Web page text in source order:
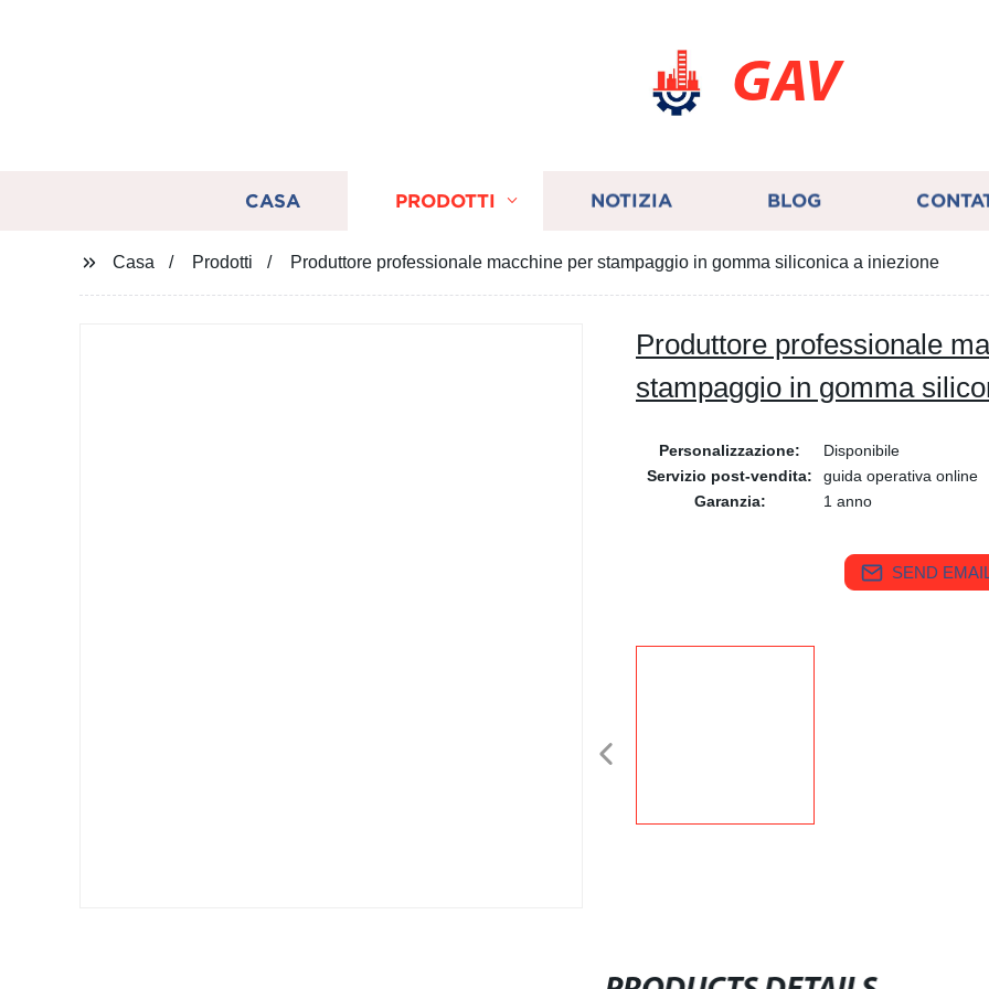
GAV
CASA PRODOTTI NOTIZIA BLOG
Casa Prodotti Produttore professionale macchine per stampaggio in gomma siliconica a iniezione
Produttore professionale
stampaggio in gomma
Personalizzazione:
Disponibile
Servizio post-vendita:
guida operativa online
Garanzia:
1 anno
SEND